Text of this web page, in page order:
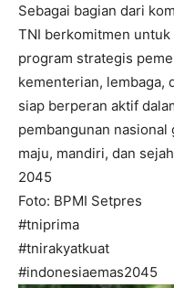
I
I've read and accept the
Sebagai bagian dari
TNI berkomitmen
program strategis
kementerian, lembaga,
siap berperan aktif
pembangunan
maju, mandiri, dan
2045
Foto: BPMI Setpres
#tniprima
#tnirakyatkuat
#indonesiaemas2045